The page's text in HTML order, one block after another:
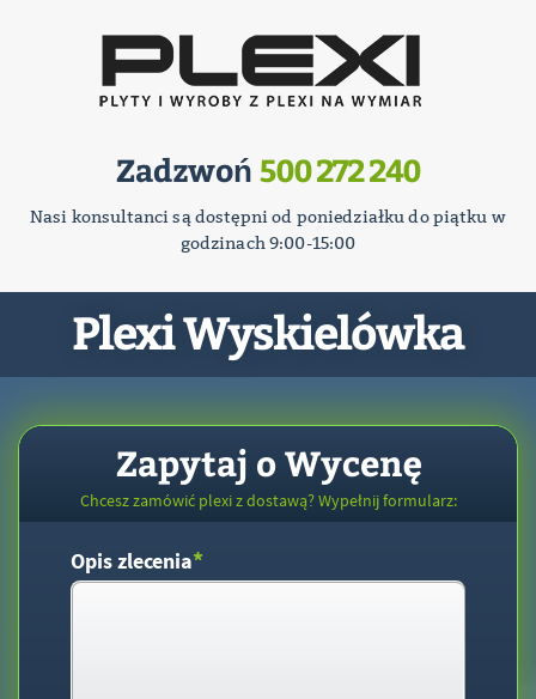
Zadzwoń 500 272 240
Nasi konsultanci są dostępni od poniedziałku do piątku w
godzinach 9:00-15:00
Plexi Wyskielówka
Zapytaj o Wycenę
Chcesz zamówić plexi z dostawą? Wypełnij formularz:
Opis zlecenia*